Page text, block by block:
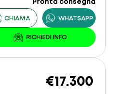
Pronta consegna
€17.300